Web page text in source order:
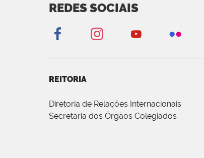
REDES SOCIAIS
REITORIA
Diretoria de Relações Internacionais
Secretaria dos Órgãos Colegiados